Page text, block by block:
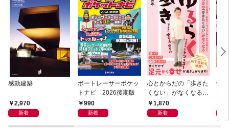
感動建築
2,970
新着
ボートレーサーポケッ
トナビ 2026後期版
990
新着
心とからだの「歩きた
くない」がなくなる
らせん流 ゆるらく歩
き
1,870
新着
剣